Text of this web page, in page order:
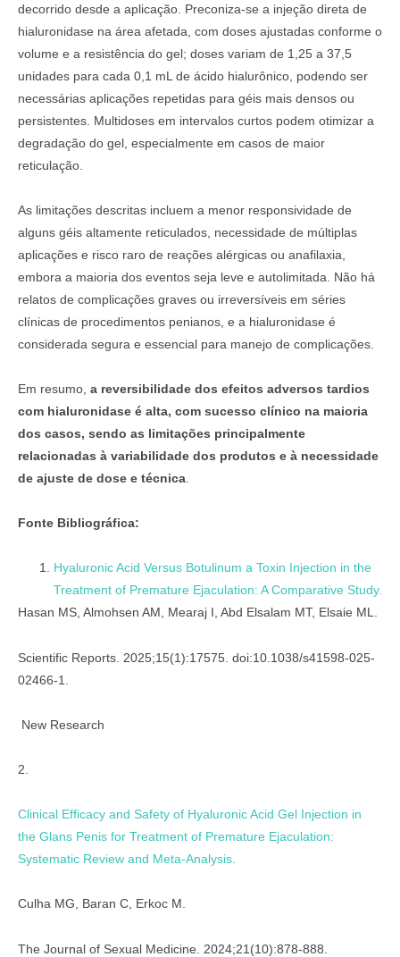
decorrido desde a aplicação. Preconiza-se a injeção direta de
hialuronidase na área afetada, com doses ajustadas conforme o
volume e a resistência do gel; doses variam de 1,25 a 37,5
unidades para cada 0,1 mL de ácido hialurônico, podendo ser
necessárias aplicações repetidas para géis mais densos ou
persistentes. Multidoses em intervalos curtos podem otimizar a
degradação do gel, especialmente em casos de maior
reticulação.
As limitações descritas incluem a menor responsividade de
alguns géis altamente reticulados, necessidade de múltiplas
aplicações e risco raro de reações alérgicas ou anafilaxia,
embora a maioria dos eventos seja leve e autolimitada. Não há
relatos de complicações graves ou irreversíveis em séries
clínicas de procedimentos penianos, e a hialuronidase é
considerada segura e essencial para manejo de complicações.
Em resumo, a reversibilidade dos efeitos adversos tardios
com hialuronidase é alta, com sucesso clínico na maioria
dos casos, sendo as limitações principalmente
relacionadas à variabilidade dos produtos e à necessidade
de ajuste de dose e técnica
Fonte Bibliográfica:
Hyaluronic Acid Versus Botulinum a Toxin Injection in the
Treatment of Premature Ejaculation: A Comparative Study.
Hasan MS, Almohsen AM, Mearaj I, Abd Elsalam MT, Elsaie ML.
Scientific Reports. 2025;15(1):17575. doi:10.1038/s41598-025-
02466-1.
New Research
2.
Clinical Efficacy and Safety of Hyaluronic Acid Gel Injection in
the Glans Penis for Treatment of Premature Ejaculation:
Systematic Review and Meta-Analysis.
Culha MG, Baran C, Erkoc M.
The Journal of Sexual Medicine. 2024;21(10):878-888.